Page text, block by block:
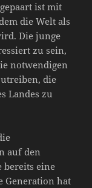
ist mit
die Welt als
Die junge
zu sein,
notwendigen
die
Landes zu
auf den
bereits eine
Generation hat